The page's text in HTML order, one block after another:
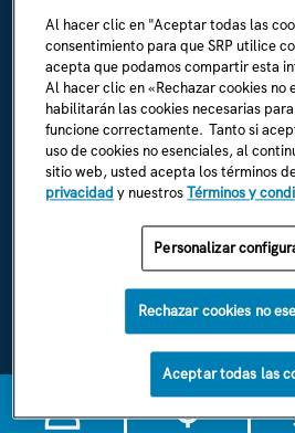
Carreras (en inglés)
Soy un empleado (en inglés)
Normas y reglamentos de SRP
ENCUÉNTRANOS EN
Política de privacidad de SRP
Términos y condiciones de la página web de SRP
Al hacer clic en "Aceptar todas las
consentimiento para que SRP utilice
acepta que podamos compartir esta
Al hacer clic en «Rechazar cookies no
habilitarán las cookies necesarias
funcione correctamente. Tanto si
uso de cookies no esenciales, al
sitio web, usted acepta los términos
privacidad y nuestrosTérminos y
Personalizar
Rechazar cookies no
Aceptar todas las